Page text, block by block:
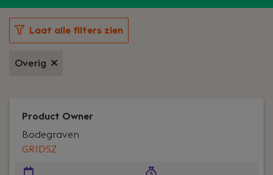
Laat alle filters zien
Overig
Product Owner
GRIDSZ
Bodegraven